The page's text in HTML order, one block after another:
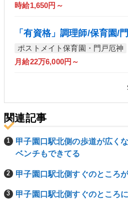
時給1,650円～
「有資格」調理師/保育園/
ポストメイト保育園・門戸厄神
月給22万6,000円～
関連記事
甲子園口駅北側の歩道が広く
ベンチもできてる
甲子園口駅北側すぐのところ
甲子園口駅北側すぐのところ